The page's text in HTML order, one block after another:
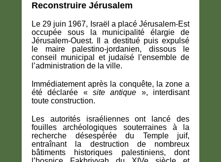
Reconstruire Jérusalem
Le 29 juin 1967, Israël a placé Jérusalem-Est
occupée sous la municipalité élargie de
Jérusalem-Ouest. Il a destitué puis expulsé
le maire palestino-jordanien, dissous le
conseil municipal et judaïsé l’ensemble de
l’administration de la ville.
Immédiatement après la conquête, la zone a
été déclarée « site antique », interdisant
toute construction.
Les autorités israéliennes ont lancé des
fouilles archéologiques souterraines à la
recherche désespérée du Temple juif,
entraînant la destruction de nombreux
bâtiments historiques palestiniens, dont